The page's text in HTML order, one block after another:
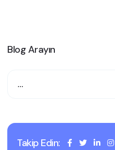
Blog Arayın
Takip Edin: